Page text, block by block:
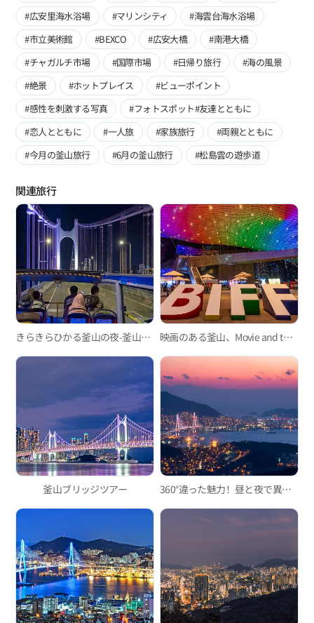
#広安里海水浴場
#マリンシティ
#海雲台海水浴場
#市立美術館
#BEXCO #広安大橋
#南港大橋
#チャガルチ市場
#国際市場 #日帰り旅行
#海の風景
#絶景
#ホットプレイス
#ビューポイント
#感性を刺激する写真
#フォトスポット#友達とともに
#恋人とともに
#一人旅 #家族旅行
#両親とともに
#今月の釜山旅行
#6月の釜山旅行 #松島雲の遊歩道
関連旅行
きらきらひかる釜山の夜-釜山シティツアー「ブリッジコース」 映画のある釜山、Movie and the City- Move, Mile in Movie
釜山ブリッジツアー 360°違った魅力！昼と夜で異なる釜山の観光スポット